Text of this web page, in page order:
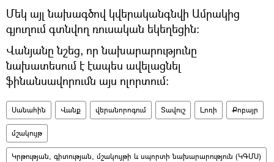
Մեկ այլ նախագծով կվերականգնվի Ամրակից
գյուղում գտնվող ռուսական եկեղեցին։
Վանյանը նշեց, որ նախարարությունը
նախատեսում է էապես ավելացնել
ֆինանսավորումն այս ոլորտում։
Սանահին Վանք վերանորոգում Տավուշ Լոռի Քոբայր
մշակույթ
Կրթության, գիտության, մշակույթի և սպորտի նախարարություն (ԿԳՄՍ)